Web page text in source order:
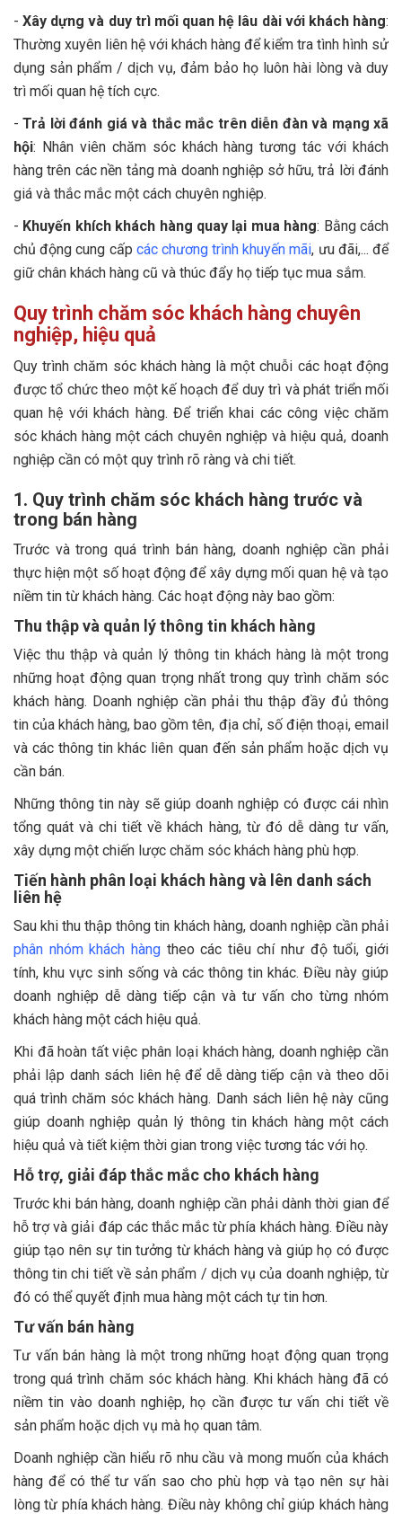
-Xây dựng và duy trì mối quan hệ lâu dài với khách hàng:
Thường xuyên liên hệ với khách hàng để kiểm tra tình hình sử
dụng sản phẩm / dịch vụ, đảm bảo họ luôn hài lòng và duy
trì mối quan hệ tích cực.
-Trả lời đánh giá và thắc mắc trên diễn đàn và mạng xã
hội: Nhân viên chăm sóc khách hàng tương tác với khách
hàng trên các nền tảng mà doanh nghiệp sở hữu, trả lời đánh
giá và thắc mắc một cách chuyên nghiệp.
- Khuyến khích khách hàng quay lại mua hàng: Bằng cách
chủ động cung cấp các chương trình khuyến mãi, ưu đãi,... để
giữ chân khách hàng cũ và thúc đẩy họ tiếp tục mua sắm.
Quy trình chăm sóc khách hàng chuyên
nghiệp, hiệu quả
Quy trình chăm sóc khách hàng là một chuỗi các hoạt động
được tổ chức theo một kế hoạch để duy trì và phát triển mối
quan hệ với khách hàng. Để triển khai các công việc chăm
sóc khách hàng một cách chuyên nghiệp và hiệu quả, doanh
nghiệp cần có một quy trình rõ ràng và chi tiết.
1. Quy trình chăm sóc khách hàng trước và
trong bán hàng
Trước và trong quá trình bán hàng, doanh nghiệp cần phải
thực hiện một số hoạt động để xây dựng mối quan hệ và tạo
niềm tin từ khách hàng. Các hoạt động này bao gồm:
Thu thập và quản lý thông tin khách hàng
Việc thu thập và quản lý thông tin khách hàng là một trong
những hoạt động quan trọng nhất trong quy trình chăm sóc
khách hàng. Doanh nghiệp cần phải thu thập đầy đủ thông
tin của khách hàng, bao gồm tên, địa chỉ, số điện thoại, email
và các thông tin khác liên quan đến sản phẩm hoặc dịch vụ
cần bán.
Những thông tin này sẽ giúp doanh nghiệp có được cái nhìn
tổng quát và chi tiết về khách hàng, từ đó dễ dàng tư vấn,
xây dựng một chiến lược chăm sóc khách hàng phù hợp.
Tiến hành phân loại khách hàng và lên danh sách
liên hệ
Sau khi thu thập thông tin khách hàng, doanh nghiệp cần phải
phân nhóm khách hàngtheo các tiêu chí như độ tuổi, giới
tính, khu vực sinh sống và các thông tin khác. Điều này giúp
doanh nghiệp dễ dàng tiếp cận và tư vấn cho từng nhóm
khách hàng một cách hiệu quả.
Khi đã hoàn tất việc phân loại khách hàng, doanh nghiệp cần
phải lập danh sách liên hệ để dễ dàng tiếp cận và theo dõi
quá trình chăm sóc khách hàng. Danh sách liên hệ này cũng
giúp doanh nghiệp quản lý thông tin khách hàng một cách
hiệu quả và tiết kiệm thời gian trong việc tương tác với họ.
Hỗ trợ, giải đáp thắc mắc cho khách hàng
Trước khi bán hàng, doanh nghiệp cần phải dành thời gian để
hỗ trợ và giải đáp các thắc mắc từ phía khách hàng. Điều này
giúp tạo nên sự tin tưởng từ khách hàng và giúp họ có được
thông tin chi tiết về sản phẩm / dịch vụ của doanh nghiệp, từ
đó có thể quyết định mua hàng một cách tự tin hơn.
Tư vấn bán hàng
Tư vấn bán hàng là một trong những hoạt động quan trọng
trong quá trình chăm sóc khách hàng. Khi khách hàng đã có
niềm tin vào doanh nghiệp, họ cần được tư vấn chi tiết về
sản phẩm hoặc dịch vụ mà họ quan tâm.
Doanh nghiệp cần hiểu rõ nhu cầu và mong muốn của khách
hàng để có thể tư vấn sao cho phù hợp và tạo nên sự hài
lòng từ phía khách hàng. Điều này không chỉ giúp khách hàng